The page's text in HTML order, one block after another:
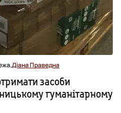
Діана Праведна
засоби
гуманітарному